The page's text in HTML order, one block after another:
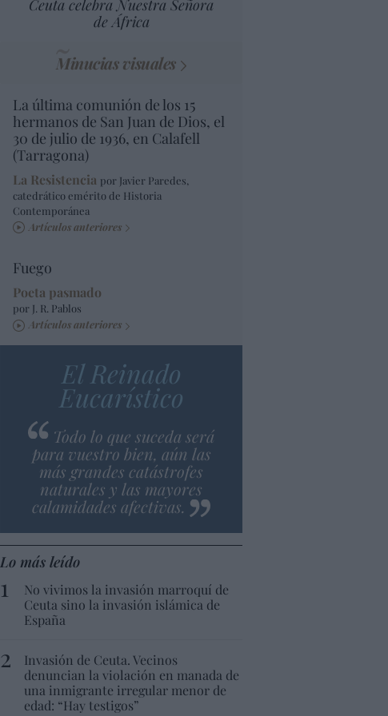
Ceuta celebra Nuestra Señora
de África
Minucias visuales
La última comunión de los 15
hermanos de San Juan de Dios, el
30 de julio de 1936, en Calafell
(Tarragona)
La Resistencia por Javier Paredes,
catedrático emérito de Historia
Contemporánea
Artículos anteriores
Fuego
Poeta pasmado
por J. R. Pablos
Artículos anteriores
El Reinado
Eucarístico
Todo lo que suceda será
para vuestro bien, aún las
más grandes catástrofes
naturales y las mayores
calamidades afectivas.
Lo más leído
No vivimos la invasión marroquí de
Ceuta sino la invasión islámica de
España
Invasión de Ceuta. Vecinos
denuncian la violación en manada de
una inmigrante irregular menor de
edad: “Hay testigos”